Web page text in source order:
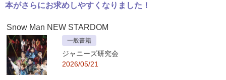
本がさらにお求めしやすくなりました！
Snow Man NEW STARDOM
一般書籍
ジャニーズ研究会
2026/05/21